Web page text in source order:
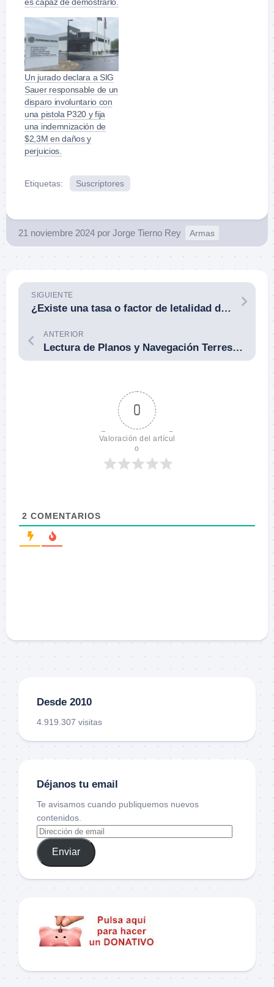
Un jurado declara a SIG
Sauer responsable de un
disparo involuntario con
una pistola P320 y fija
una indemnización de
$2,3M en daños y
perjuicios.
Etiquetas: Suscriptores
21 noviembre 2024 por Jorge Tierno Rey Armas
SIGUIENTE
¿Existe una tasa o factor de letalidad de un soldado en combate con armas de fuego? ¿se puede medir y comparar entre soldados y unidades?
ANTERIOR
Lectura de Planos y Navegación Terrestre 2: Categorías y tipos de planos.
0
Valoración del artícul
o
2 COMENTARIOS
Desde 2010
4.919.307 visitas
Déjanos tu email
Te avisamos cuando publiquemos nuevos
contenidos.
Enviar